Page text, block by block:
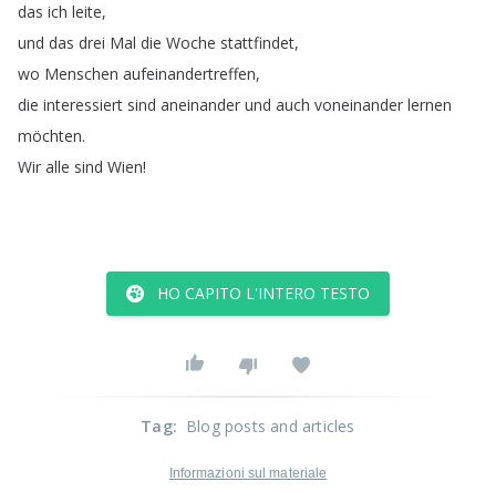
das ich leite,
und das drei Mal die Woche stattfindet,
wo Menschen aufeinandertreffen,
die interessiert sind aneinander und auch voneinander lernen
möchten.
Wir alle sind Wien!
HO CAPITO L'INTERO TESTO
Tag: Blog posts and articles
Informazioni sul materiale